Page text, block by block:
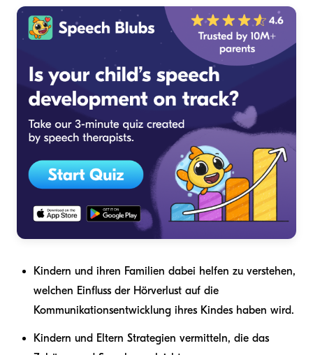
Kindern und ihren Familien dabei helfen zu verstehen,
welchen Einfluss der Hörverlust auf die
Kommunikationsentwicklung ihres Kindes haben wird.
Kindern und Eltern Strategien vermitteln, die das